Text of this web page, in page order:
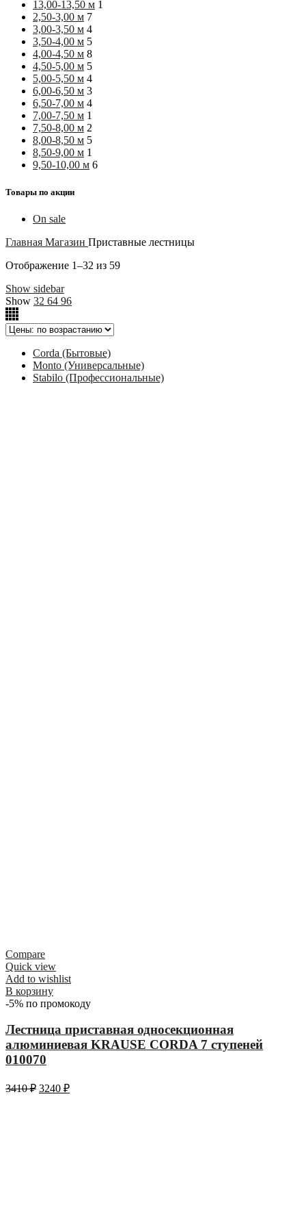
13,00-13,50 м 1
2,50-3,00 м 7
3,00-3,50 м 4
3,50-4,00 м 5
4,00-4,50 м 8
4,50-5,00 м 5
5,00-5,50 м 4
6,00-6,50 м 3
6,50-7,00 м 4
7,00-7,50 м 1
7,50-8,00 м 2
8,00-8,50 м 5
8,50-9,00 м 1
9,50-10,00 м 6
Товары по акции
On sale
Главная Магазин Приставные лестницы
Отображение 1–32 из 59
Show sidebar
Show 32 64 96
Corda (Бытовые)
Monto (Универсальные)
Stabilo (Профессиональные)
Compare
Quick view
Add to wishlist
В корзину
-5% по промокоду
Лестница приставная односекционная
алюминиевая KRAUSE CORDA 7 ступеней
010070
3410₽ 3240 ₽